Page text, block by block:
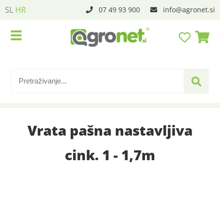
SL HR 07 49 93 900 info agronet.si
Vrata pašna nastavljiva
cink. 1 - 1,7m